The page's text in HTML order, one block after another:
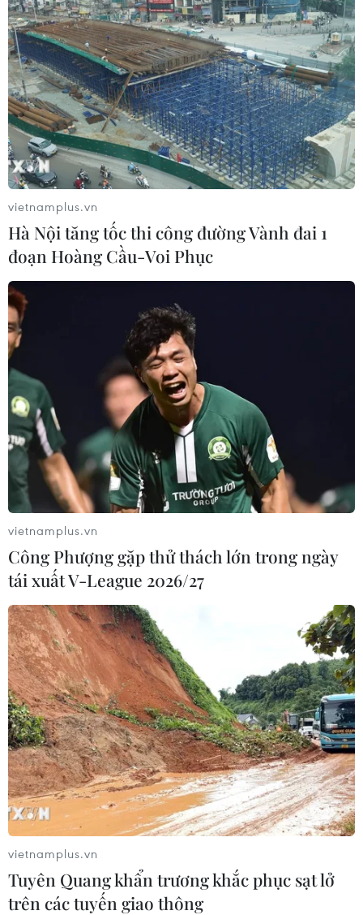
Sau chỉ trích của Mỹ, Iran khẳng định tiếp
tục thử nghiệm tên lửa
02/12/2018 22:50
Người phát ngôn cấp cao của các lực lượng vũ trang
Iran, Tướng Abolfazl Shekarchi, cho hay Tehran sẽ tiếp
tục thử nghiệm tên lửa để xây dựng các năng lực răn
đe và phòng thủ của nước này.
Giới chức Iran khẳng định ngành công
nghiệp quốc phòng lớn mạnh
03/12/2018 01:29
Bộ trưởng Quốc phòng Iran tuyên bố nước Cộng hòa
Hồi giáo này hiện là một trong những cường quốc tên
lửa hàng đầu thế giới bất chấp việc phải hứng chịu
nhiều lệnh trừng phạt trong suốt 40 năm qua.
vietnamplus.vn
Hà Nội tăng tốc thi công đường Vành đai 1
đoạn Hoàng Cầu-Voi Phục
vietnamplus.vn
Công Phượng gặp thử thách lớn trong ngày
tái xuất V-League 2026/27
vietnamplus.vn
Tuyên Quang khẩn trương khắc phục sạt lở
trên các tuyến giao thông